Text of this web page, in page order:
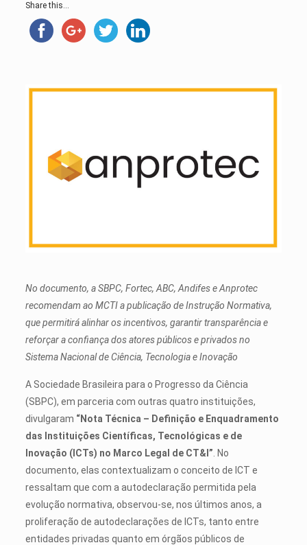
Share this...
No documento, a SBPC, Fortec, ABC, Andifes e Anprotec
recomendam ao MCTI a publicação de Instrução Normativa,
que permitirá alinhar os incentivos, garantir transparência e
reforçar a confiança dos atores públicos e privados no
Sistema Nacional de Ciência, Tecnologia e Inovação
A Sociedade Brasileira para o Progresso da Ciência
(SBPC), em parceria com outras quatro instituições,
divulgaram “Nota Técnica – Definição e Enquadramento
das Instituições Científicas, Tecnológicas e de
Inovação (ICTs) no Marco Legal de CT&I” . No
documento, elas contextualizam o conceito de ICT e
ressaltam que com a autodeclaração permitida pela
evolução normativa, observou-se, nos últimos anos, a
proliferação de autodeclarações de ICTs, tanto entre
entidades privadas quanto em órgãos públicos de